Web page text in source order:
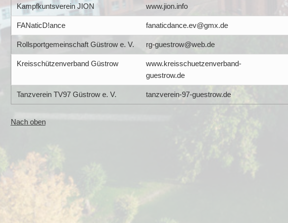
Kampfkuntsverein JION www.jion.info
FANaticD!ance fanaticdance.ev@gmx.de
Rollsportgemeinschaft Güstrow e. V. rg-guestrow@web.de
Kreisschützenverband Güstrow
www.kreisschuetzenverband-
guestrow.de
Tanzverein TV97 Güstrow e. V. tanzverein-97-guestrow.de
Nach oben